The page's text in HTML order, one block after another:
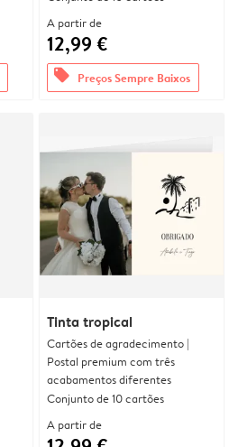
A partir de
12,99 €
offers Preços Sempre Baixos
Tinta tropical
Cartões de agradecimento |
Postal premium com três
acabamentos diferentes
Conjunto de 10 cartões
A partir de